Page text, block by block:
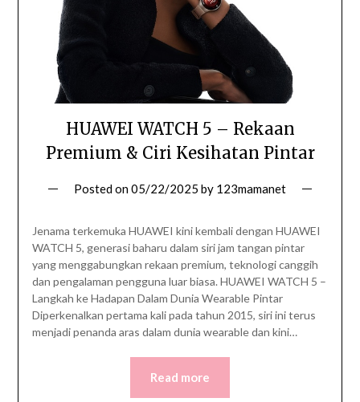
HUAWEI WATCH 5 – Rekaan
Premium & Ciri Kesihatan Pintar
Posted on05/22/2025 by 123mamanet
Jenama terkemuka HUAWEI kini kembali dengan HUAWEI
WATCH 5, generasi baharu dalam siri jam tangan pintar
yang menggabungkan rekaan premium, teknologi canggih
dan pengalaman pengguna luar biasa. HUAWEI WATCH 5 –
Langkah ke Hadapan Dalam Dunia Wearable Pintar
Diperkenalkan pertama kali pada tahun 2015, siri ini terus
menjadi penanda aras dalam dunia wearable dan kini…
Read more